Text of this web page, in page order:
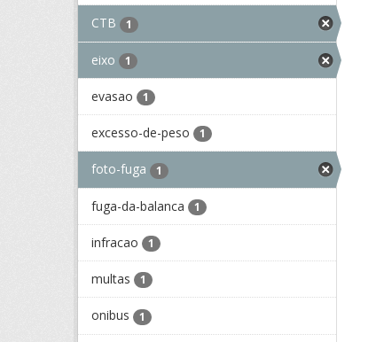
CTB 1
eixo 1
evasao 1
excesso-de-peso 1
foto-fuga 1
fuga-da-balanca 1
infracao 1
multas 1
onibus 1